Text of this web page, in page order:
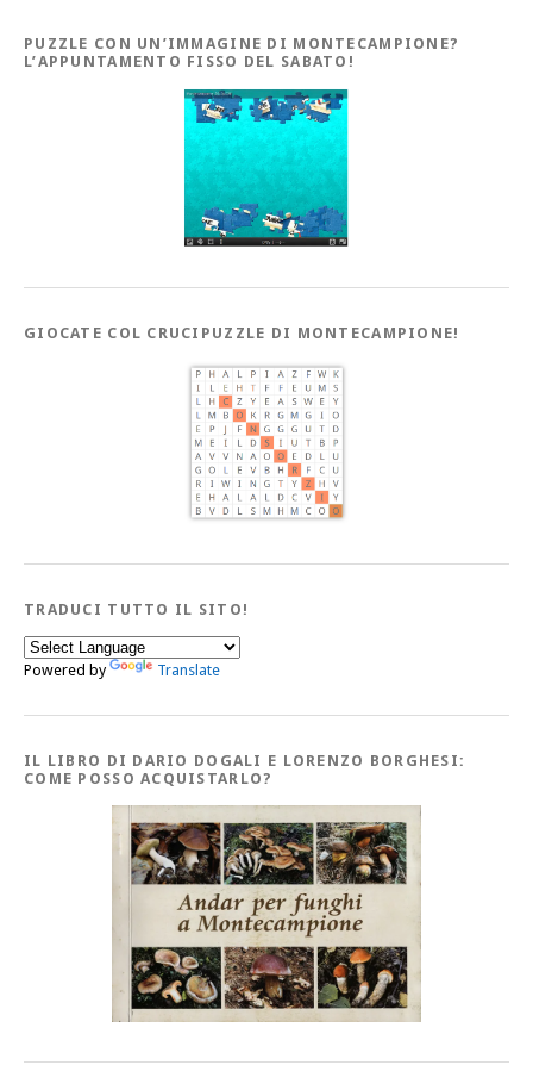
PUZZLE CON UN’IMMAGINE DI MONTECAMPIONE?
L’APPUNTAMENTO FISSO DEL SABATO!
GIOCATE COL CRUCIPUZZLE DI MONTECAMPIONE!
TRADUCI TUTTO IL SITO!
Powered by Translate
IL LIBRO DI DARIO DOGALI E LORENZO BORGHESI:
COME POSSO ACQUISTARLO?